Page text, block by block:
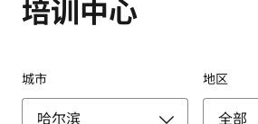
培训中心
城市 地区